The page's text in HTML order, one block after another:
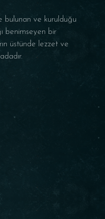
bulunan ve kurulduğu
benimseyen bir
üstünde lezzet ve